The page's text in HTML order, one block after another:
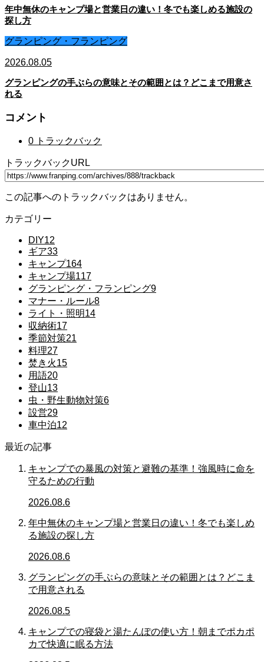
年中無休のキャンプ場と営業日の違い！冬でも楽しめる施設の
探し方
グランピング・フランピング
2026.08.05
グランピングの手ぶらの意味とその範囲とは？どこまで用意さ
れる
コメント
0 トラックバック
トラックバックURL
この記事へのトラックバックはありません。
カテゴリー
DIY12
ギア33
キャンプ164
キャンプ場117
グランピング・フランピング9
マナー・ルール8
ライト・照明14
収納術17
季節対策21
料理27
焚き火15
用語20
登山13
虫・野生動物対策6
設営29
車中泊12
最近の記事
キャンプでの暴風の対策と避難の基準！強風時に命を
守るための行動
2026.08.6
年中無休のキャンプ場と営業日の違い！冬でも楽しめ
る施設の探し方
2026.08.6
グランピングの手ぶらの意味とその範囲とは？どこま
で用意される
2026.08.5
キャンプでの寝袋と湯たんぽの使い方！朝までポカポ
カで快適に眠る方法